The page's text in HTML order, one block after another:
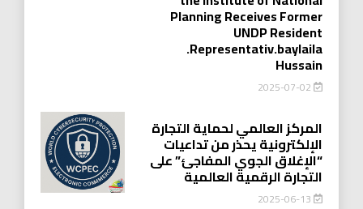
Planning Receives Former
UNDP Resident
.Representativ.baylaila
Hussain
2025-07-02
المركز العالمي لحماية التجارة
الإلكترونية يحذر من تداعيات
“الإغلاق الجوي المفاجئ” على
التجارة الرقمية العالمية
2025-06-13